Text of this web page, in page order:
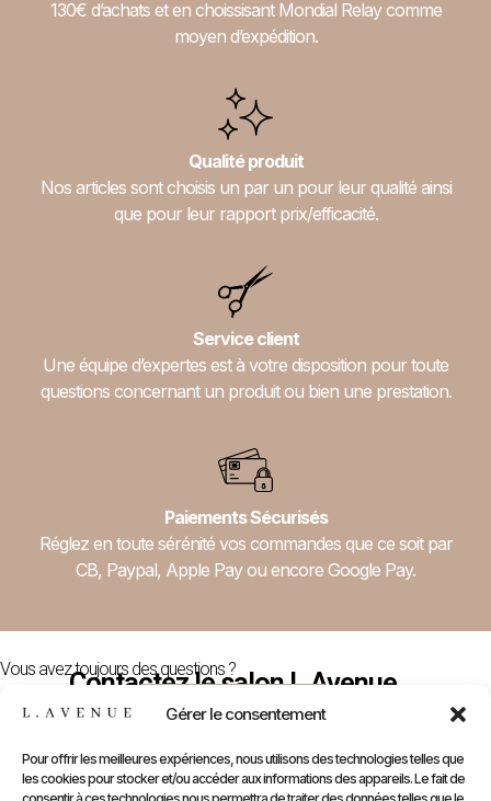
Gérer le consentement
Pour offrir les meilleures expériences, nous utilisons des technologies telles que
les cookies pour stocker et/ou accéder aux informations des appareils. Le fait de
130€ d’achats et en choissisant Mondial Relay comme
moyen d’expédition.
Qualité produit
Nos articles sont choisis un par un pour leur qualité ainsi
que pour leur rapport prix/efficacité.
Service client
Une équipe d’expertes est à votre disposition pour toute
questions concernant un produit ou bien une prestation.
Paiements Sécurisés
Réglez en toute sérénité vos commandes que ce soit par
CB, Paypal, Apple Pay ou encore Google Pay.
Vous avez toujours des questions ?
Contactez le salon L.Avenue
Nous Contacter